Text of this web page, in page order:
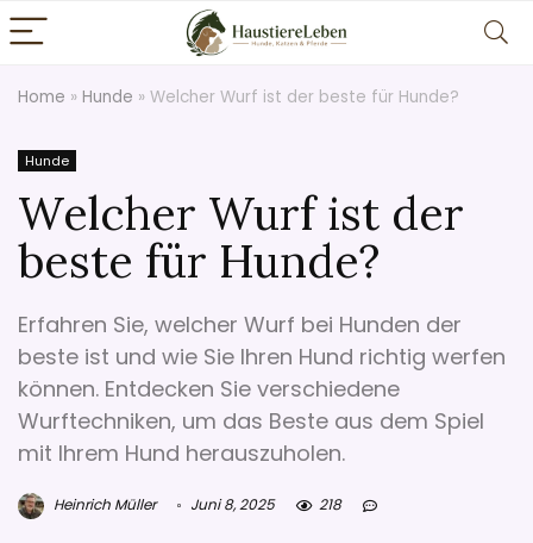
Home » Hunde » Welcher Wurf ist der beste für Hunde?
Hunde
Welcher Wurf ist der
beste für Hunde?
Erfahren Sie, welcher Wurf bei Hunden der
beste ist und wie Sie Ihren Hund richtig werfen
können. Entdecken Sie verschiedene
Wurftechniken, um das Beste aus dem Spiel
mit Ihrem Hund herauszuholen.
Heinrich Müller Juni 8, 2025 218